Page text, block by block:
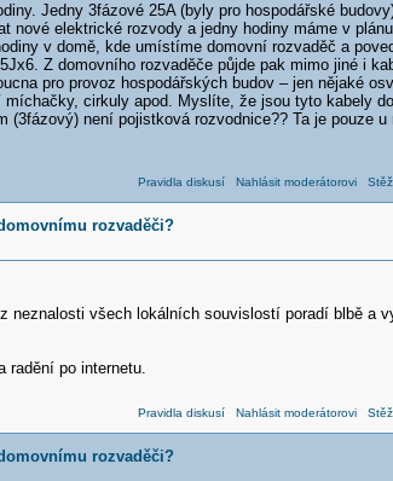
Jedny 3fázové 25A (byly pro hospodářské
nové elektrické rozvody a jedny hodiny máme v
v domě, kde umístíme domovní rozvaděč a
Z domovního rozvaděče půjde pak mimo jiné i
pro provoz hospodářských budov – jen nějaké
cirkuly apod. Myslíte, že jsou tyto kabely
(3fázový) není pojistková rozvodnice?? Ta je pouze
Pravidla diskusí Nahlásit moderátorovi
rozvaděči?
neznalosti všech lokálních souvislostí poradí blbě a
radění po internetu.
Pravidla diskusí Nahlásit moderátorovi
rozvaděči?